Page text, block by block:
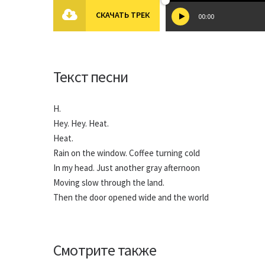
СКАЧАТЬ ТРЕК 00:00
Текст песни
H.
Hey. Hey. Heat.
Heat.
Rain on the window. Coffee turning cold
In my head. Just another gray afternoon
Moving slow through the land.
Then the door opened wide and the world
Смотрите также